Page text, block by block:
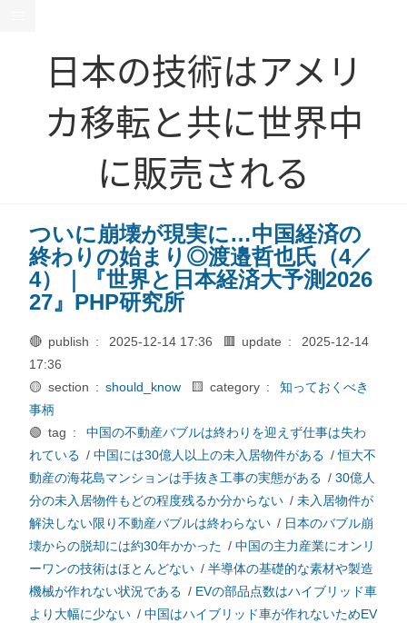
日本の技術はアメリ
カ移転と共に世界中
に販売される
ついに崩壊が現実に…中国経済の
終わりの始まり◎渡邉哲也氏（4／
4）｜『世界と日本経済大予測2026
27』PHP研究所
🔴 publish : 2025-12-14 17:36 🟥 update :
2025-12-14
17:36
🟡 section : should_know 🟨 category :
知っておくべき
事柄
🟢 tag :
中国の不動産バブルは終わりを迎えず仕事は失わ
れている / 中国には30億人以上の未入居物件がある /恒大不
動産の海花島マンションは手抜き工事の実態がある / 30億人
分の未入居物件もどの程度残るか分からない / 未入居物件が
解決しない限り不動産バブルは終わらない / 日本のバブル崩
壊からの脱却には約30年かかった / 中国の主力産業にオンリ
ーワンの技術はほとんどない / 半導体の基礎的な素材や製造
機械が作れない状況である / EVの部品点数はハイブリッド車
より大幅に少ない / 中国はハイブリッド車が作れないためEV